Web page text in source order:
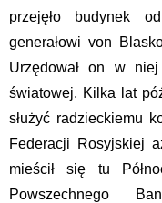
przejęło budynek
generałowi von
Urzędował on w
światowej. Kilka lat
służyć radzieckiemu
Federacji Rosyjskiej
mieścił się tu
Powszechnego